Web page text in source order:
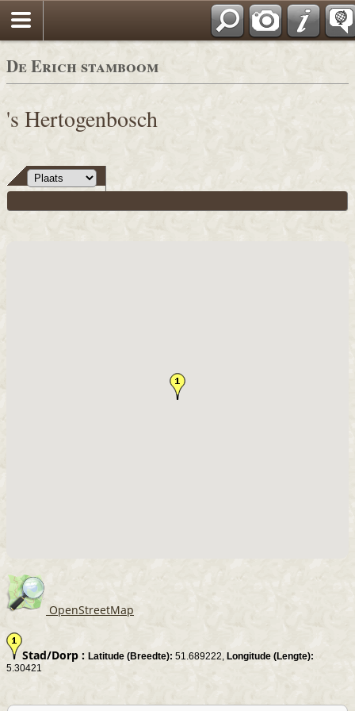
De Erich stamboom
's Hertogenbosch
OpenStreetMap
Stad/Dorp : Latitude (Breedte): 51.689222, Longitude (Lengte):
5.30421